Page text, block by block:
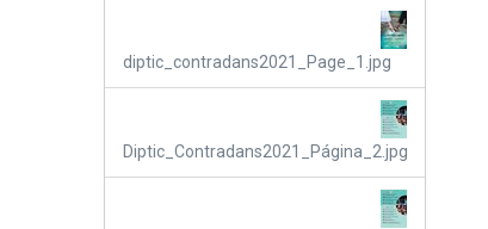
diptic_contradans2021_Page_1.jpg
Diptic_Contradans2021_Página_2.jpg